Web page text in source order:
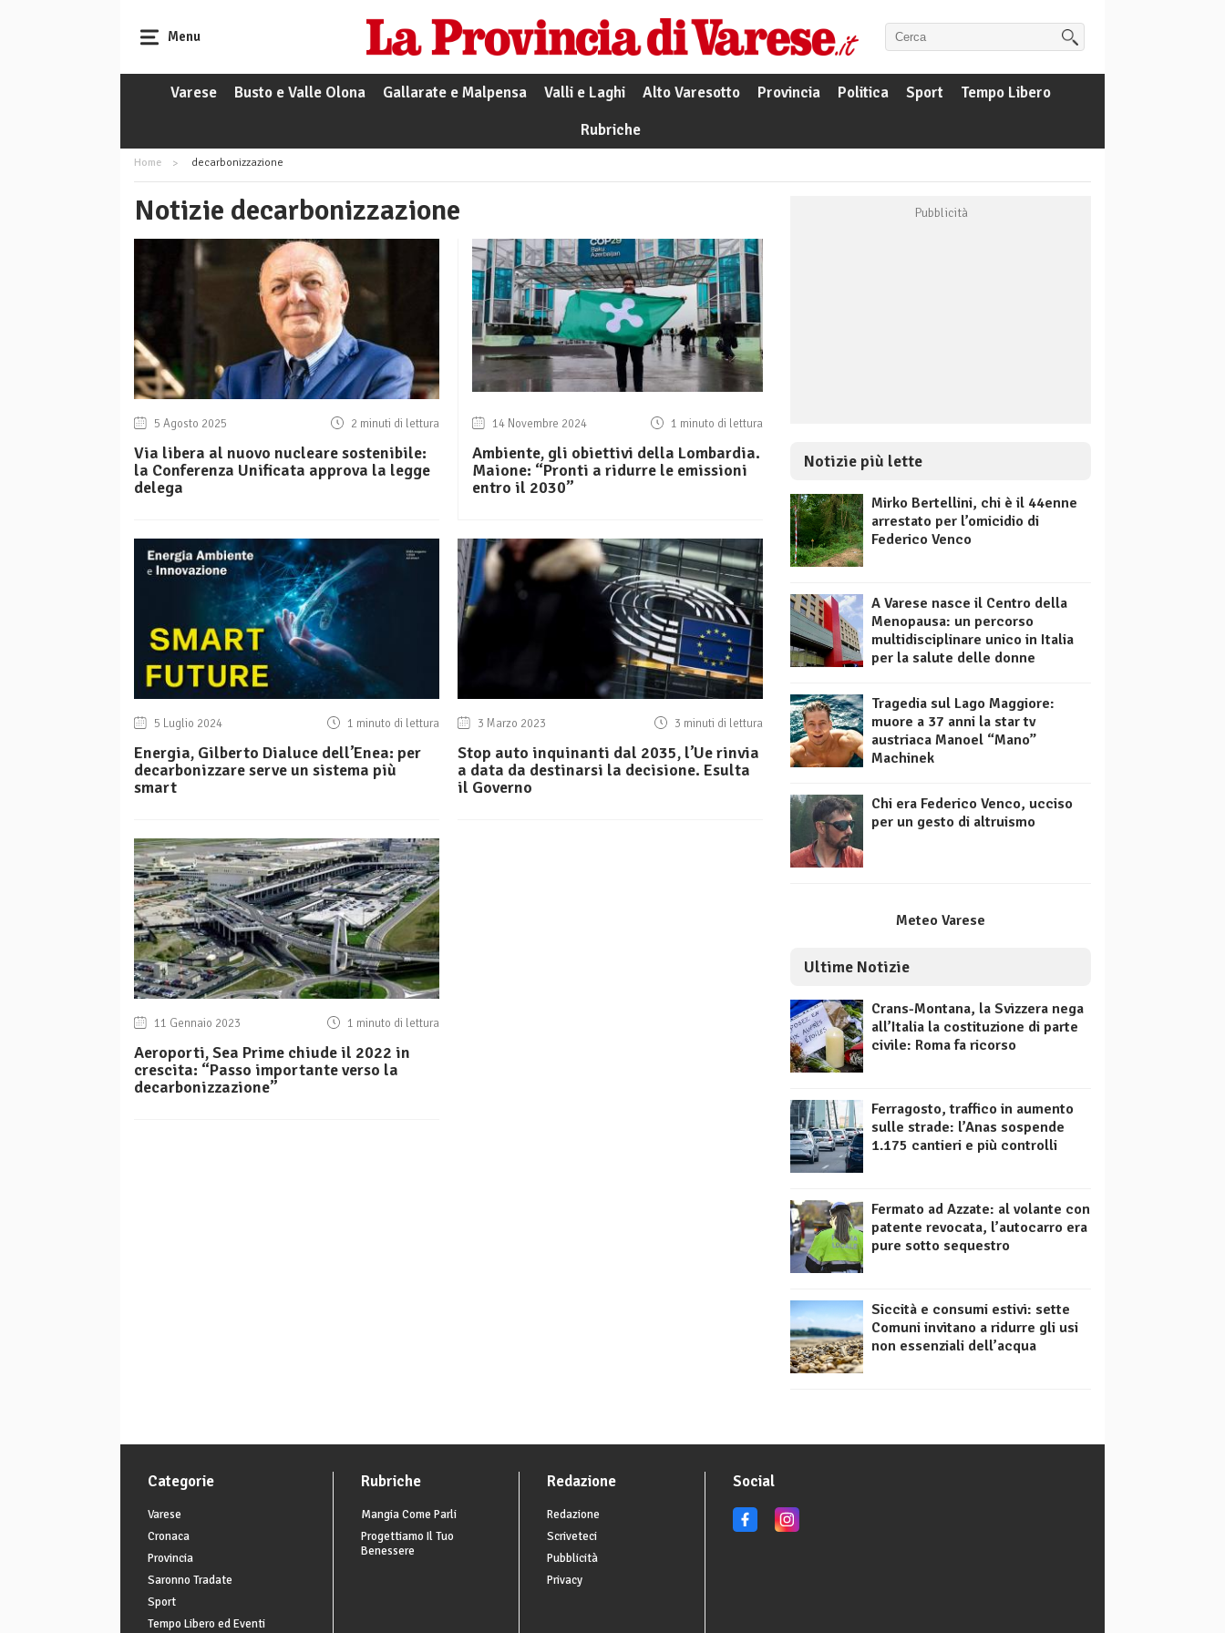
Menu
Varese Busto e Valle Olona Gallarate e Malpensa Valli e Laghi Alto Varesotto Provincia Politica Sport
Tempo Libero
Rubriche
Home decarbonizzazione
Notizie decarbonizzazione
5 Agosto 2025 2 minuti di lettura
Via libera al nuovo nucleare sostenibile:
la Conferenza Unificata approva la legge
delega
14 Novembre 2024 1 minuto di lettura
Ambiente, gli obiettivi della Lombardia.
Maione: “Pronti a ridurre le emissioni
entro il 2030”
5 Luglio 2024 1 minuto di lettura
Energia, Gilberto Dialuce dell’Enea: per
decarbonizzare serve un sistema più
smart
3 Marzo 2023 3 minuti di lettura
Stop auto inquinanti dal 2035, l’Ue rinvia
a data da destinarsi la decisione. Esulta
il Governo
11 Gennaio 2023 1 minuto di lettura
Aeroporti, Sea Prime chiude il 2022 in
crescita: “Passo importante verso la
decarbonizzazione”
Notizie più lette
Mirko Bertellini, chi è il 44enne
arrestato per l’omicidio di
Federico Venco
A Varese nasce il Centro della
Menopausa: un percorso
multidisciplinare unico in Italia
per la salute delle donne
Tragedia sul Lago Maggiore:
muore a 37 anni la star tv
austriaca Manoel “Mano”
Machinek
Chi era Federico Venco, ucciso
per un gesto di altruismo
Meteo Varese
Ultime Notizie
Crans-Montana, la Svizzera nega
all’Italia la costituzione di parte
civile: Roma fa ricorso
Ferragosto, traffico in aumento
sulle strade: l’Anas sospende
1.175 cantieri e più controlli
Fermato ad Azzate: al volante con
patente revocata, l’autocarro era
pure sotto sequestro
Siccità e consumi estivi: sette
Comuni invitano a ridurre gli usi
non essenziali dell’acqua
Categorie
Varese
Cronaca
Provincia
Saronno Tradate
Sport
Tempo Libero ed Eventi
Rubriche
Mangia Come Parli
Progettiamo Il Tuo
Benessere
Redazione
Redazione
Scriveteci
Pubblicità
Privacy
Social